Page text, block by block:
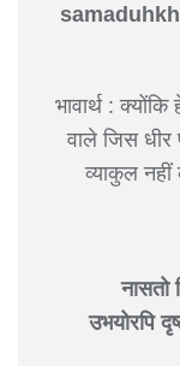
भावार्थ :
वाले जिस धीर
व्याकुल नहीं
नासतो
उभयोरपि